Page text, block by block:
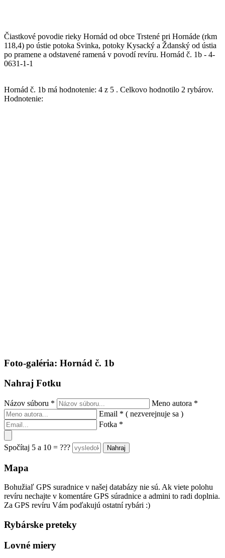
Čiastkové povodie rieky Hornád od obce Trstené pri Hornáde (rkm
118,4) po ústie potoka Svinka, potoky Kysacký a Ždanský od ústia
po pramene a odstavené ramená v povodí revíru. Hornád č. 1b - 4-
0631-1-1
Hornád č. 1b má hodnotenie: 4 z 5 . Celkovo hodnotilo 2 rybárov.
Hodnotenie:
Foto-galéria: Hornád č. 1b
Nahraj Fotku
Názov súboru * Meno autora *
Email * ( nezverejnuje sa )
Fotka *
Spočítaj 5 a 10 = ???
Mapa
Bohužiaľ GPS suradnice v našej databázy nie sú. Ak viete polohu
revíru nechajte v komentáre GPS súradnice a admini to radi doplnia.
Za GPS revíru Vám poďakujú ostatní rybári :)
Rybárske preteky
Lovné miery